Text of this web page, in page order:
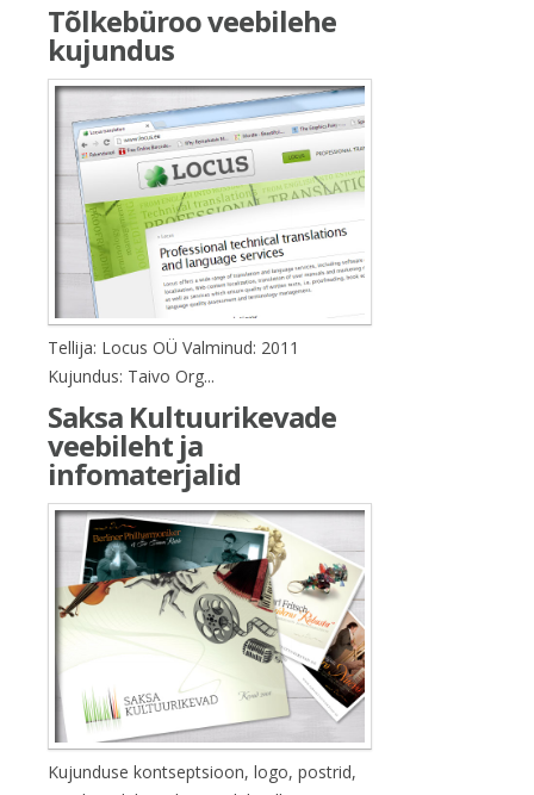
Tõlkebüroo veebilehe
kujundus
Tellija: Locus OÜ Valminud: 2011
Kujundus: Taivo Org...
Saksa Kultuurikevade
veebileht ja
infomaterjalid
Kujunduse kontseptsioon, logo, postrid,